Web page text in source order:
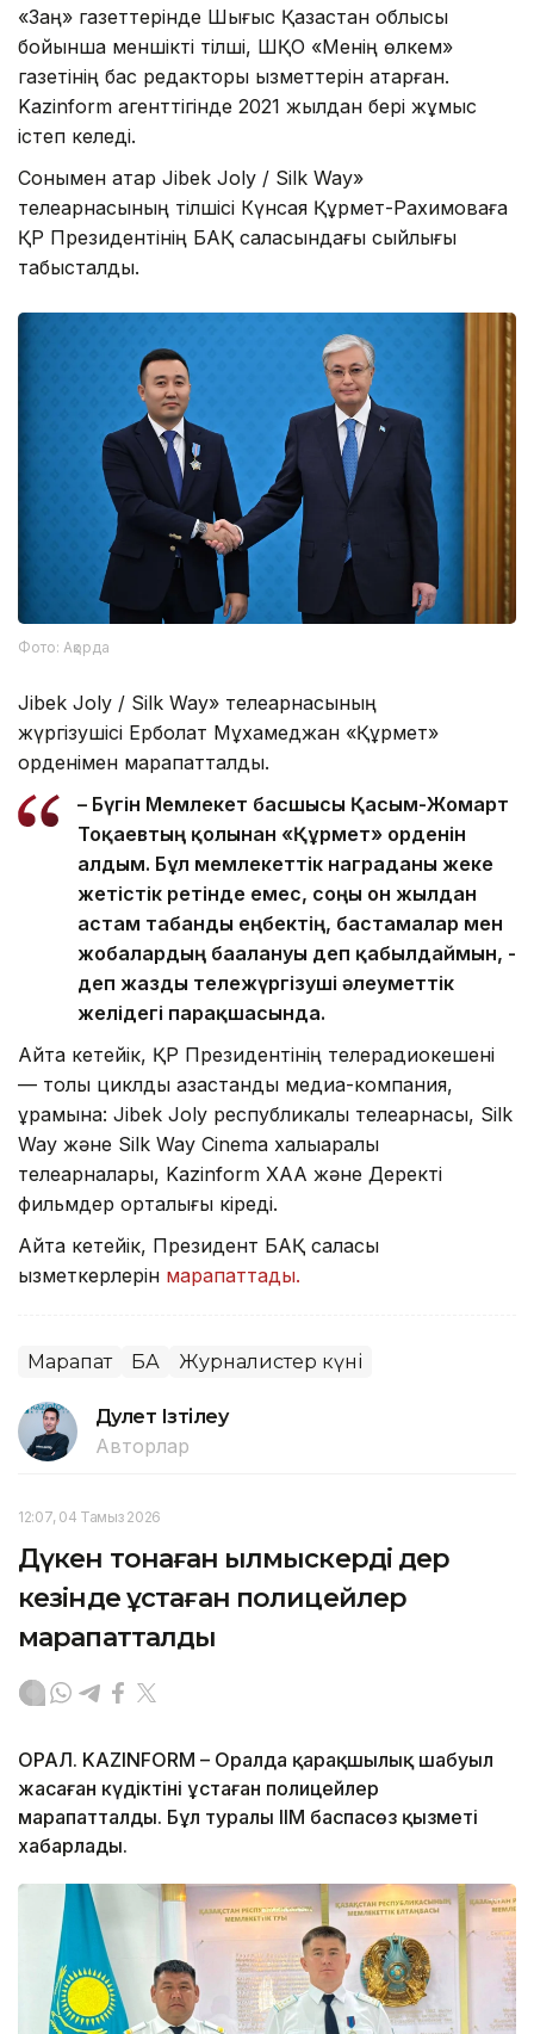
«Заң» газеттерінде Шығыс Қазақстан облысы
бойынша меншікті тілші, ШҚО «Менің өлкем»
газетінің бас редакторы қызметтерін атқарған.
Kazinform агенттігінде 2021 жылдан бері жұмыс
істеп келеді.
Сонымен қатар Jibek Joly / Silk Way»
телеарнасының тілшісі Күнсая Құрмет-Рахимоваға
ҚР Президентінің БАҚ саласындағы сыйлығы
табысталды.
Фото: Ақорда
Jibek Joly / Silk Way» телеарнасының
жүргізушісі Ерболат Мұхамеджан «Құрмет»
орденімен марапатталды.
– Бүгін Мемлекет басшысы Қасым-Жомарт
Тоқаевтың қолынан «Құрмет» орденін
алдым. Бұл мемлекеттік награданы жеке
жетістік ретінде емес, соңғы он жылдан
астам табанды еңбектің, бастамалар мен
жобалардың бағалануы деп қабылдаймын, -
деп жазды тележүргізуші әлеуметтік
желідегі парақшасында.
Айта кетейік, ҚР Президентінің телерадиокешені
— толық циклды қазақстандық медиа-компания,
құрамына: Jibek Joly республикалық телеарнасы, Silk
Way және Silk Way Cinema халықаралық
телеарналары, Kazinform ХАА және Деректі
фильмдер орталығы кіреді.
Айта кетейік, Президент БАҚ саласы
қызметкерлерін марапаттады.
Марапат БАҚ Журналистер күні
Дәулет Ізтілеу
Авторлар
12:07, 04 Тамыз 2026
Дүкен тонаған қылмыскерді дер
кезінде ұстаған полицейлер
марапатталды
ОРАЛ. KAZINFORM – Оралда қарақшылық шабуыл
жасаған күдіктіні ұстаған полицейлер
марапатталды. Бұл туралы ІІМ баспасөз қызметі
хабарлады.